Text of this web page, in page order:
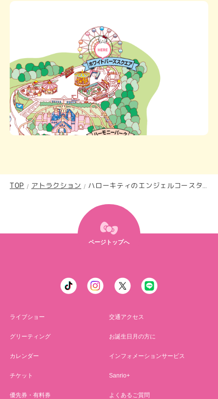
TOP アトラクション
ページトップへ
ライブショー 交通アクセス
グリーティング お誕生日月の方に
カレンダー インフォメーションサービス
チケット Sanrio+
優先券・有料券 よくあるご質問